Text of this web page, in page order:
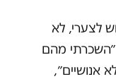
לצערי, לא
מהם
אנושיים״,